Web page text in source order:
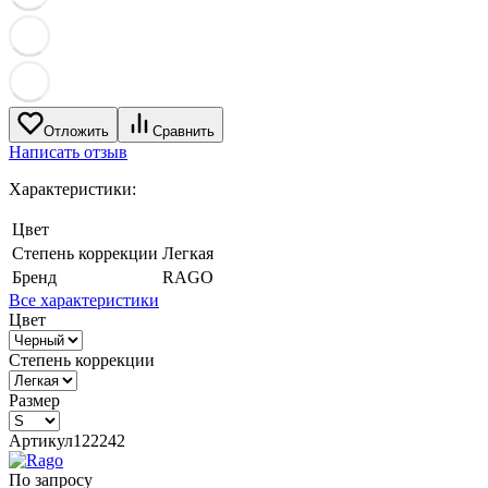
Отложить Сравнить
Написать отзыв
Характеристики:
Цвет
Степень коррекции Легкая
Бренд
RAGO
Все характеристики
Цвет
Степень коррекции
Размер
Артикул122242
По запросу